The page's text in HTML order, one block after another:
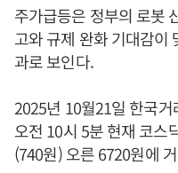
주가급등은 정부의 로봇
고와 규제 완화 기대감이
과로 보인다.
2025년 10월21일 한국
오전 10시 5분 현재 코스
(740원) 오른 6720원에